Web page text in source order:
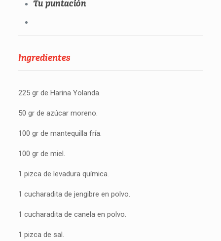
Tu puntación
Ingredientes
225 gr de Harina Yolanda.
50 gr de azúcar moreno.
100 gr de mantequilla fría.
100 gr de miel.
1 pizca de levadura química.
1 cucharadita de jengibre en polvo.
1 cucharadita de canela en polvo.
1 pizca de sal.